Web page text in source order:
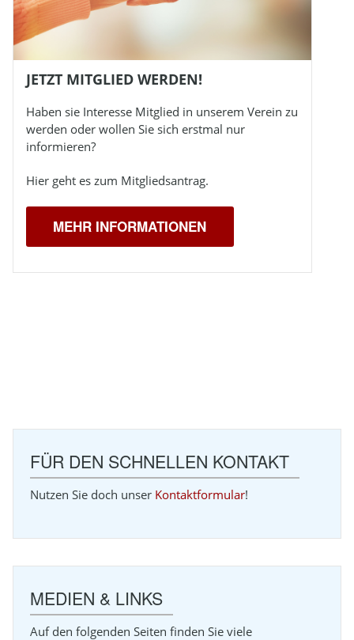
JETZT MITGLIED WERDEN!
Haben sie Interesse Mitglied in unserem Verein zu
werden oder wollen Sie sich erstmal nur
informieren?
Hier geht es zum Mitgliedsantrag.
MEHR INFORMATIONEN
FÜR DEN SCHNELLEN KONTAKT
Nutzen Sie doch unser Kontaktformular!
MEDIEN & LINKS
Auf den folgenden Seiten finden Sie viele